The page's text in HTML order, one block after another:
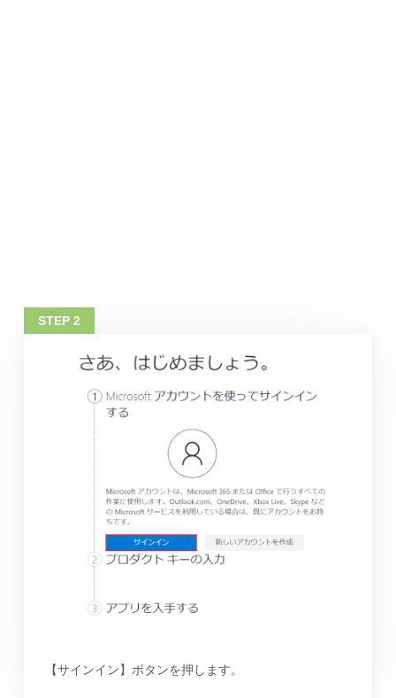
【サインイン】ボタンを押します。